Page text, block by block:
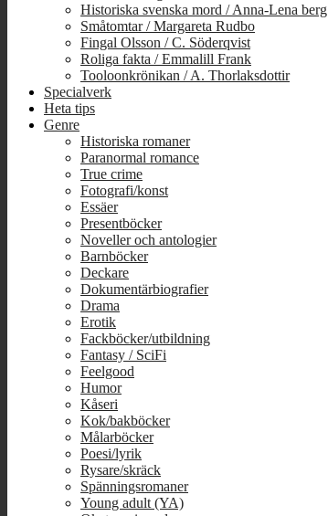
Historiska svenska mord / Anna-Lena berg
Småtomtar / Margareta Rudbo
Fingal Olsson / C. Söderqvist
Roliga fakta / Emmalill Frank
Tooloonkrönikan / A. Thorlaksdottir
Specialverk
Heta tips
Genre
Historiska romaner
Paranormal romance
True crime
Fotografi/konst
Essäer
Presentböcker
Noveller och antologier
Barnböcker
Deckare
Dokumentärbiografier
Drama
Erotik
Fackböcker/utbildning
Fantasy / SciFi
Feelgood
Humor
Kåseri
Kok/bakböcker
Målarböcker
Poesi/lyrik
Rysare/skräck
Spänningsromaner
Young adult (YA)